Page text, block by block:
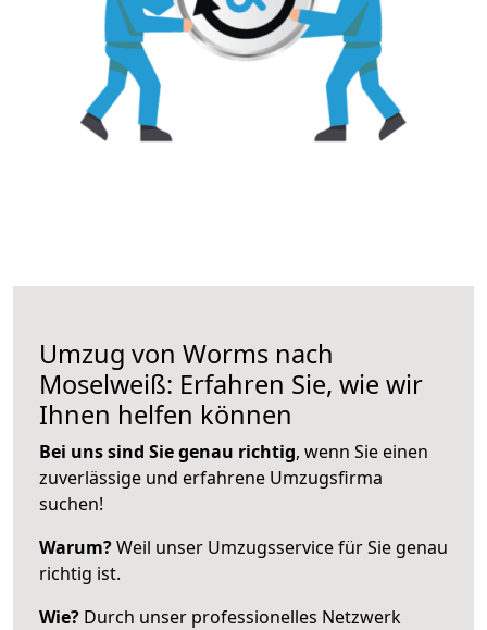
Umzug von Worms nach
Moselweiß: Erfahren Sie, wie wir
Ihnen helfen können
Bei uns sind Sie genau richtig, wenn Sie einen
zuverlässige und erfahrene Umzugsfirma
suchen!
Warum?Weil unser Umzugsservice für Sie genau
richtig ist.
Wie? Durch unser professionelles Netzwerk